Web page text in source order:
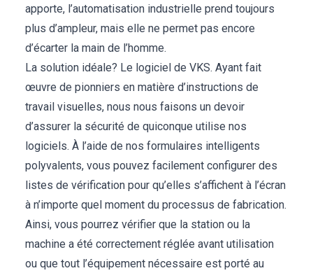
apporte, l’automatisation industrielle prend toujours
plus d’ampleur, mais elle ne permet pas encore
d’écarter la main de l’homme.
La solution idéale? Le logiciel de VKS. Ayant fait
œuvre de pionniers en matière d’instructions de
travail visuelles, nous nous faisons un devoir
d’assurer la sécurité de quiconque utilise nos
logiciels. À l’aide de nos formulaires intelligents
polyvalents, vous pouvez facilement configurer des
listes de vérification pour qu’elles s’affichent à l’écran
à n’importe quel moment du processus de fabrication.
Ainsi, vous pourrez vérifier que la station ou la
machine a été correctement réglée avant utilisation
ou que tout l’équipement nécessaire est porté au